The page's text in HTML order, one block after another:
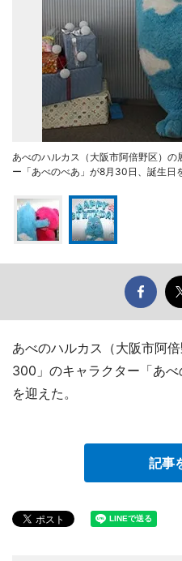
あべのハルカス（大阪市阿倍野区）
ー「あべのべあ」が8月30日、誕生日
あべのハルカス（大阪市阿
300」のキャラクター「あ
を迎えた。
記事